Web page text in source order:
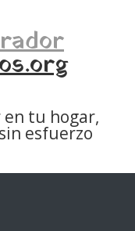
tu hogar,
esfuerzo